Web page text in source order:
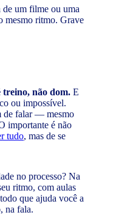
de um filme ou uma
mesmo ritmo. Grave
não dom. E
ou impossível.
de falar — mesmo
importante é não
tudo, mas de se
no processo? Na
ritmo, com aulas
que ajuda você a
na fala.